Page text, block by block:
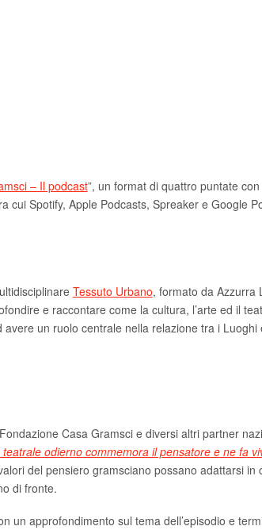
– Il podcast”, un format di quattro puntate
Spotify, Apple Podcasts, Spreaker e Google
Tessuto Urbano, formato da Azzurra
e raccontare come la cultura, l’arte ed il
un ruolo centrale nella relazione tra i
Casa Gramsci e diversi altri partner
odierno commemora il pensatore e ne fa
del pensiero gramsciano possano adattarsi in
di fronte.
approfondimento sul tema dell’episodio e